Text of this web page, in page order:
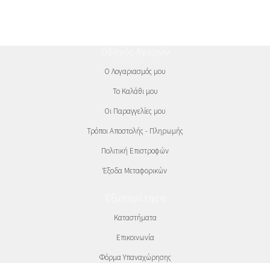
Ο Λογαριασμός μου
Το Καλάθι μου
Οι Παραγγελίες μου
Τρόποι Αποστολής - Πληρωμής
Πολιτική Επιστροφών
Έξοδα Μεταφορικών
Καταστήματα
Επικοινωνία
Φόρμα Υπαναχώρησης